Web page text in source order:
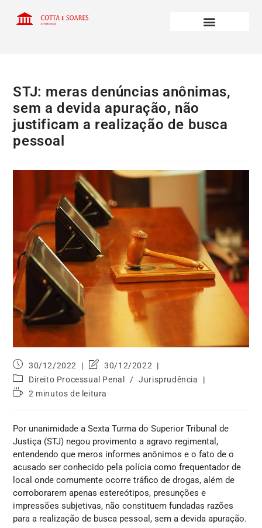
STJ: meras denúncias anônimas,
sem a devida apuração, não
justificam a realização de busca
pessoal
30/12/2022
30/12/2022
Direito Processual Penal
/ Jurisprudência
2 minutos de leitura
Por unanimidade a Sexta Turma do Superior Tribunal de
Justiça (STJ) negou provimento a agravo regimental,
entendendo que meros informes anônimos e o fato de o
acusado ser conhecido pela polícia como frequentador de
local onde comumente ocorre tráfico de drogas, além de
corroborarem apenas estereótipos, presunções e
impressões subjetivas, não constituem fundadas razões
para a realização de busca pessoal, sem a devida apuração.